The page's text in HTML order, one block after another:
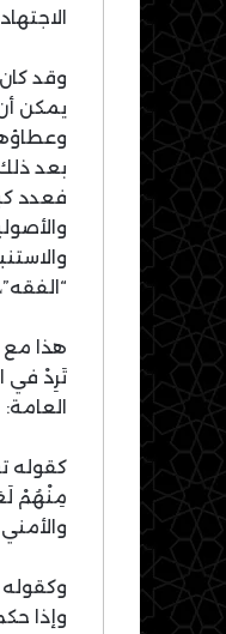
وقد
يمكن
بعد
فعدد
هذا مع
تَرِدْ في
العامة:
كقوله
وإذا